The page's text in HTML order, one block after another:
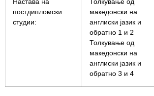
постдипломски
студии:
македонски на
англиски јазик и
обратно 1 и 2
Толкување од
македонски на
англиски јазик и
обратно 3 и 4